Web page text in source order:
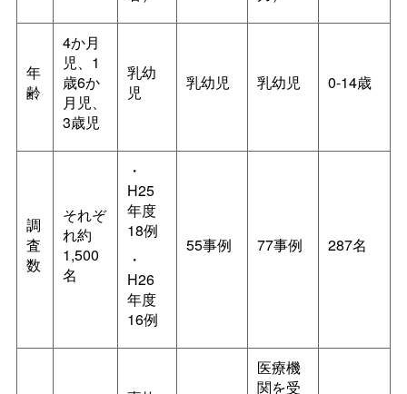
年
齢
4か月
児、1
歳6か
月児、
3歳児
乳幼
児
乳幼児 乳幼児 0-14歳
調
査
数
それぞ
れ約
1,500
名
・
H25
年度
18例
・
H26
年度
16例
55事例 77事例 287名
医療機
関を受